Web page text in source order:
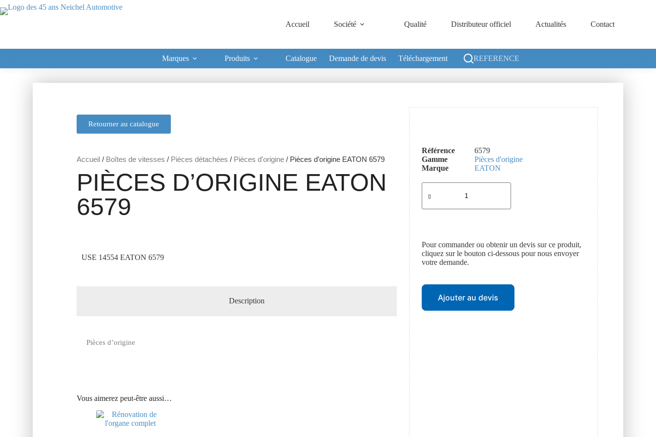
Accueil Société Qualité Distributeur officiel Actualités Contact
Marques Produits Catalogue Demande de devis Téléchargement REFERENCE
Retourner au catalogue
Accueil / Boîtes de vitesses / Pièces détachées / Pièces d'origine / Pièces d’origine EATON 6579
PIÈCES D’ORIGINE EATON
6579
USE 14554 EATON 6579
Description
Pièces d’origine
Vous aimerez peut-être aussi…
Référence
6579
Gamme
Pièces d'origine
Marque
EATON
Pour commander ou obtenir un devis sur ce produit,
cliquez sur le bouton ci-dessous pour nous envoyer
votre demande.
Ajouter au devis